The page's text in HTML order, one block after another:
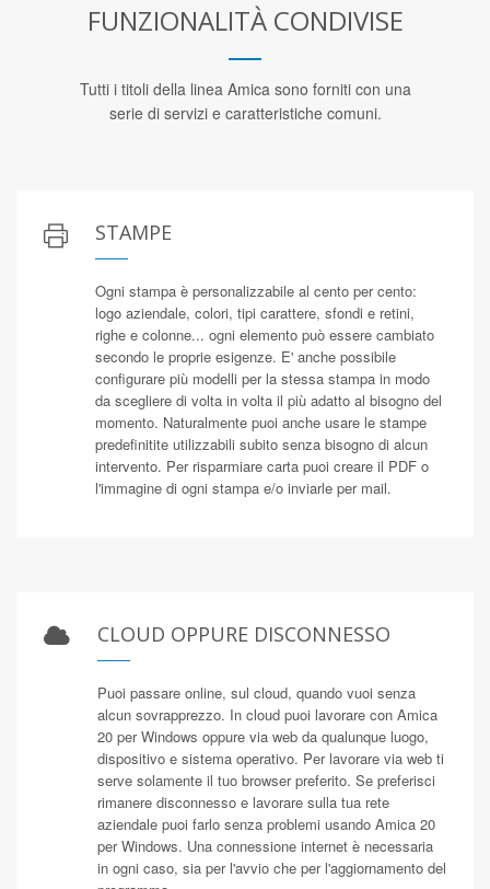
FUNZIONALITÀ CONDIVISE
Tutti i titoli della linea Amica sono forniti con una
serie di servizi e caratteristiche comuni.
STAMPE
Ogni stampa è personalizzabile al cento per cento:
logo aziendale, colori, tipi carattere, sfondi e retini,
righe e colonne... ogni elemento può essere cambiato
secondo le proprie esigenze. E' anche possibile
configurare più modelli per la stessa stampa in modo
da scegliere di volta in volta il più adatto al bisogno del
momento. Naturalmente puoi anche usare le stampe
predefinitite utilizzabili subito senza bisogno di alcun
intervento. Per risparmiare carta puoi creare il PDF o
l'immagine di ogni stampa e/o inviarle per mail.
CLOUD OPPURE DISCONNESSO
Puoi passare online, sul cloud, quando vuoi senza
alcun sovrapprezzo. In cloud puoi lavorare con Amica
20 per Windows oppure via web da qualunque luogo,
dispositivo e sistema operativo. Per lavorare via web ti
serve solamente il tuo browser preferito. Se preferisci
rimanere disconnesso e lavorare sulla tua rete
aziendale puoi farlo senza problemi usando Amica 20
per Windows. Una connessione internet è necessaria
in ogni caso, sia per l'avvio che per l'aggiornamento del